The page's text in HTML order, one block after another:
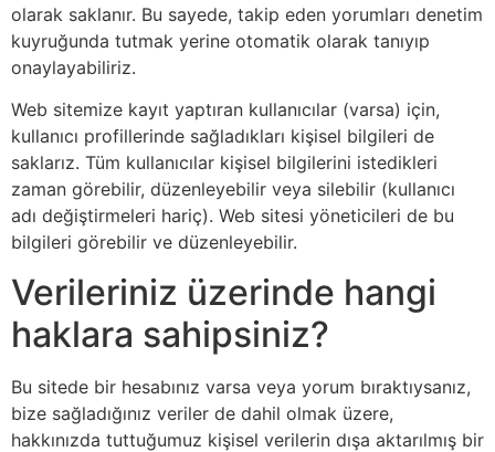
olarak saklanır. Bu sayede, takip eden yorumları denetim
kuyruğunda tutmak yerine otomatik olarak tanıyıp
onaylayabiliriz.
Web sitemize kayıt yaptıran kullanıcılar (varsa) için,
kullanıcı profillerinde sağladıkları kişisel bilgileri de
saklarız. Tüm kullanıcılar kişisel bilgilerini istedikleri
zaman görebilir, düzenleyebilir veya silebilir (kullanıcı
adı değiştirmeleri hariç). Web sitesi yöneticileri de bu
bilgileri görebilir ve düzenleyebilir.
Verileriniz üzerinde hangi
haklara sahipsiniz?
Bu sitede bir hesabınız varsa veya yorum bıraktıysanız,
bize sağladığınız veriler de dahil olmak üzere,
hakkınızda tuttuğumuz kişisel verilerin dışa aktarılmış bir